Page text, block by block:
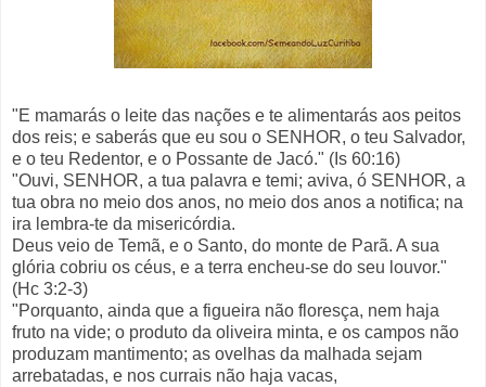
"E mamarás o leite das nações e te alimentarás aos peitos
dos reis; e saberás que eu sou o SENHOR, o teu Salvador,
e o teu Redentor, e o Possante de Jacó." (Is 60:16)
"Ouvi, SENHOR, a tua palavra e temi; aviva, ó SENHOR, a
tua obra no meio dos anos, no meio dos anos a notifica; na
ira lembra-te da misericórdia.
Deus veio de Temã, e o Santo, do monte de Parã. A sua
glória cobriu os céus, e a terra encheu-se do seu louvor."
(Hc 3:2-3)
"Porquanto, ainda que a figueira não floresça, nem haja
fruto na vide; o produto da oliveira minta, e os campos não
produzam mantimento; as ovelhas da malhada sejam
arrebatadas, e nos currais não haja vacas,